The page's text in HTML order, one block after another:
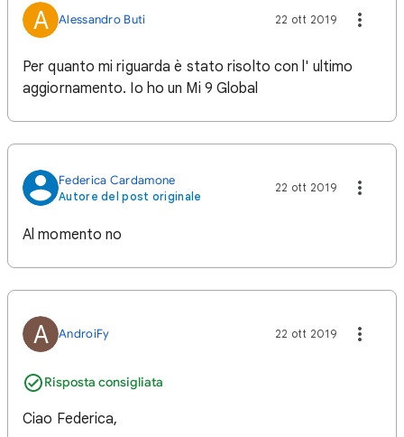
A Alessandro Buti 22 ott 2019
Per quanto mi riguarda è stato risolto con l' ultimo
aggiornamento. Io ho un Mi 9 Global
Federica Cardamone
Autore del post originale
22 ott 2019
Al momento no
A AndroiFy
Risposta consigliata
22 ott 2019
Ciao Federica,